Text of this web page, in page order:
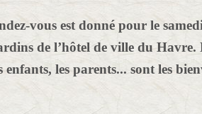
vous est donné pour le
de l’hôtel de ville du Havre.
enfants, les parents... sont les